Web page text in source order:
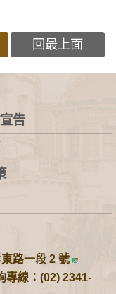
回最上面
告
路一段 2 號
專線：(02) 2341-